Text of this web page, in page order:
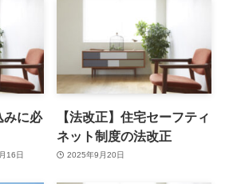
みに必
16日
【法改正】住宅セーフティ
ネット制度の法改正
2025年9月20日